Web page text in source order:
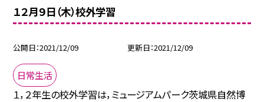
１２月９日（木）校外学習
公開日 2021/12/09 更新日 2021/12/09
日常生活
１，２年生の校外学習は，ミュージアムパーク茨城県自然博